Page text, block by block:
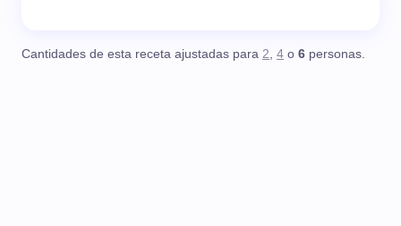
Cantidades de esta receta ajustadas para 2, 4 o 6 personas.